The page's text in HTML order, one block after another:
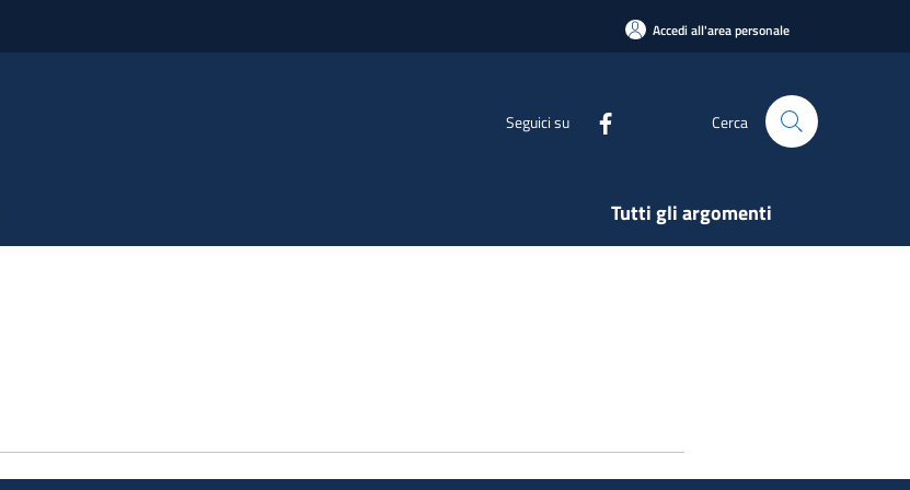
Accedi all'area personale
Seguici su Cerca
Tutti gli argomenti